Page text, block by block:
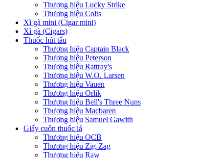
Thương hiệu Lucky Strike
Thương hiệu Colts
Xì gà mini (Cigar mini)
Xì gà (Cigars)
Thuốc hút tẩu
Thương hiệu Captain Black
Thương hiệu Peterson
Thương hiệu Rattray's
Thương hiệu W.O. Larsen
Thương hiệu Vauen
Thương hiệu Orlik
Thương hiệu Bell's Three Nuns
Thương hiệu Macbaren
Thương hiệu Samuel Gawith
Giấy cuốn thuốc lá
Thương hiệu OCB
Thương hiệu Zig-Zag
Thương hiệu Raw